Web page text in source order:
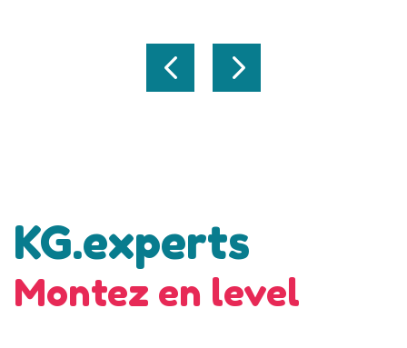
On vous attend nombreux !
KG.experts
Montez en level